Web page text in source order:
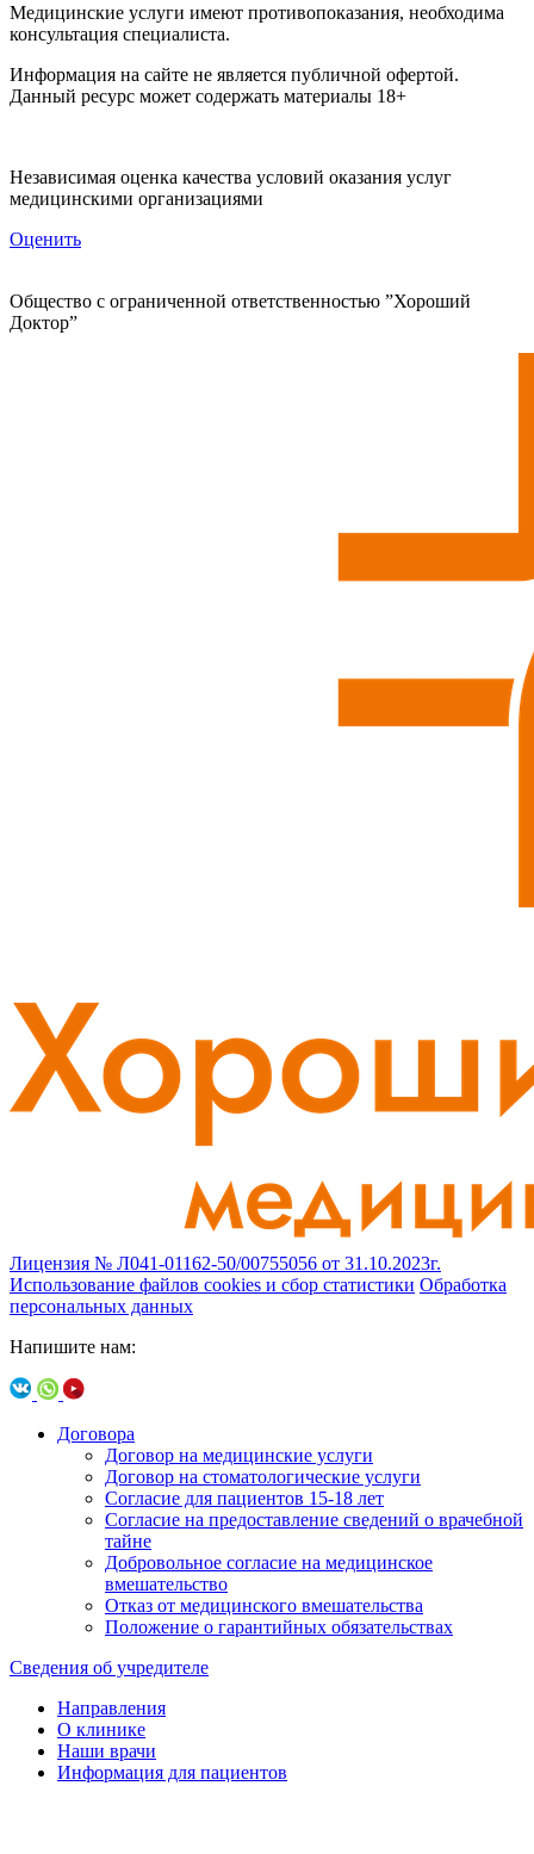
Медицинские услуги имеют противопоказания, необходима
консультация специалиста.
Информация на сайте не является публичной офертой.
Данный ресурс может содержать материалы 18+
Независимая оценка качества условий оказания услуг
медицинскими организациями
Оценить
Общество с ограниченной ответственностью ”Хороший
Доктор”
Лицензия № Л041-01162-50/00755056 от 31.10.2023г.
Использование файлов cookies и сбор статистики Обработка
персональных данных
Напишите нам:
Договора
Договор на медицинские услуги
Договор на стоматологические услуги
Согласие для пациентов 15-18 лет
Согласие на предоставление сведений о врачебной
тайне
Добровольное согласие на медицинское
вмешательство
Отказ от медицинского вмешательства
Положение о гарантийных обязательствах
Сведения об учредителе
Направления
О клинике
Наши врачи
Информация для пациентов